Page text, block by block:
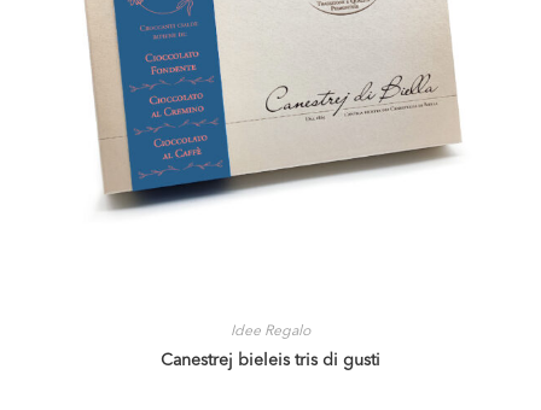
Idee Regalo
Canestrej bieleis tris di gusti